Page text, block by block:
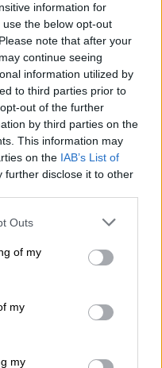
information for
the below opt-out
note that after your
continue seeing
information utilized by
to third parties prior to
out of the further
by third parties on the
This information may
on the IAB’s List of
further disclose it to other
one or more Google
You may click to
its third-party tags to
in below Google
Outs
of my
my
my
Δεδομένων,
Τεχνικός
Συστημάτων
Αυτοματισμών,
&
κλάδου
εξαγωγών,
Τεχνικός
και Χειριστής
Τύπου, ο
Φέσσας,
του
και τα
ότι το